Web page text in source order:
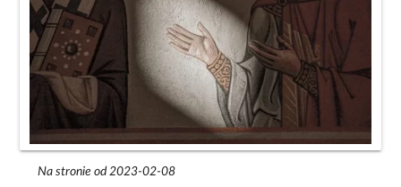
Na stronie od 2023-02-08